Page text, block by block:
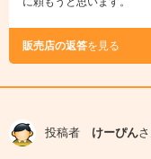
販売店の返答を見る
投稿者 けーぴん